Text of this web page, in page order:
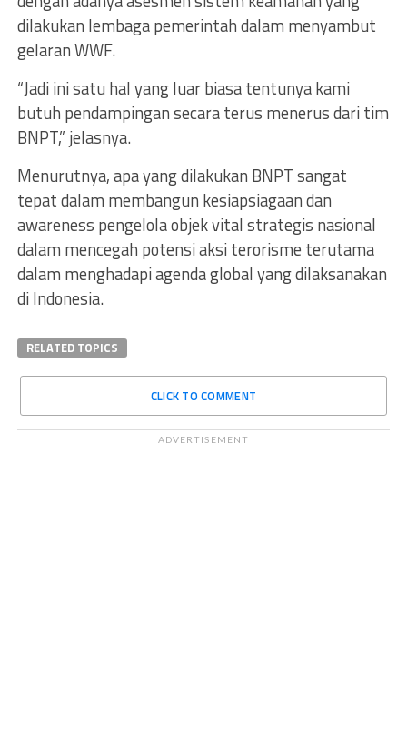
dilakukan lembaga pemerintah dalam menyambut
gelaran WWF.
“Jadi ini satu hal yang luar biasa tentunya kami
butuh pendampingan secara terus menerus dari tim
BNPT,” jelasnya.
Menurutnya, apa yang dilakukan BNPT sangat
tepat dalam membangun kesiapsiagaan dan
awareness pengelola objek vital strategis nasional
dalam mencegah potensi aksi terorisme terutama
dalam menghadapi agenda global yang dilaksanakan
di Indonesia.
RELATED TOPICS
CLICK TO COMMENT
ADVERTISEMENT